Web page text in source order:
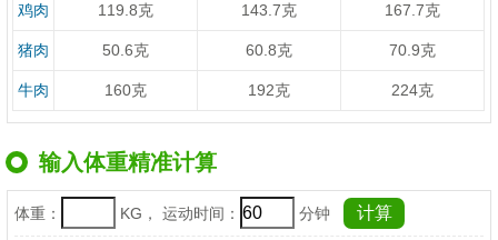
鸡肉 119.8克 143.7克 167.7克
猪肉 50.6克 60.8克 70.9克
牛肉 160克 192克 224克
输入体重精准计算
体重： KG， 运动时间： 分钟